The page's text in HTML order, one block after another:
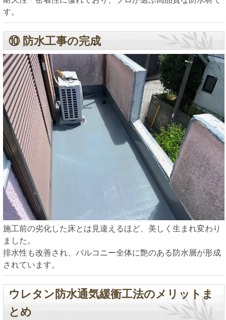
す。
⑩ 防水工事の完成
施工前の劣化した床とは見違えるほど、美しく生まれ変わり
ました。
排水性も改善され、バルコニー全体に艶のある防水層が形成
されています。
ウレタン防水通気緩衝工法のメリットま
とめ